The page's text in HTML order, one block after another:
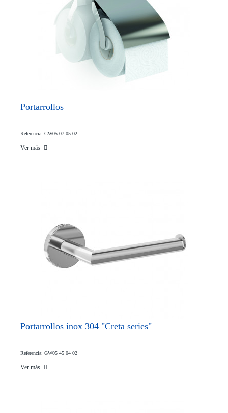
Portarrollos
Referencia: GW05 07 05 02
Ver más
Portarrollos inox 304 "Creta series"
Referencia: GW05 45 04 02
Ver más